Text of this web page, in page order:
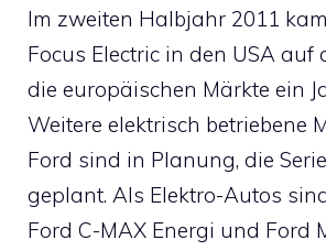
Im zweiten Halbjahr 2011
Focus Electric in den USA auf
die europäischen Märkte ein
Weitere elektrisch betriebene
Ford sind in Planung, die
geplant. Als Elektro-Autos
Ford C-MAX Energi und Ford